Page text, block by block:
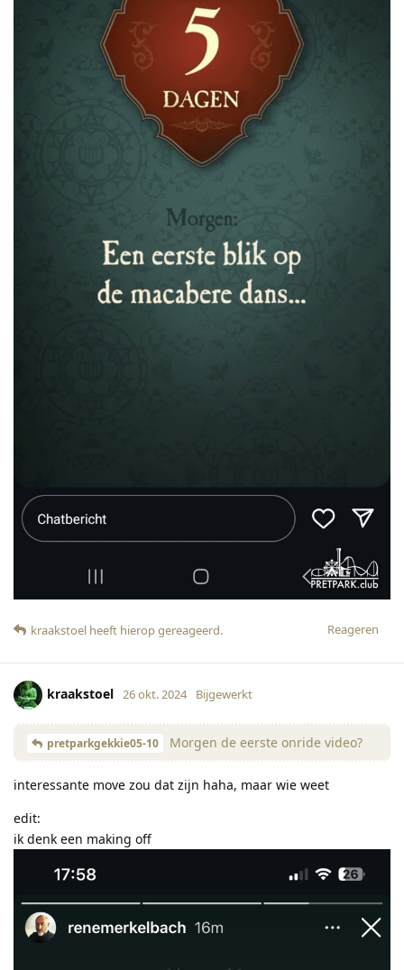
Reageren
kraakstoel heeft hierop gereageerd.
kraakstoel 26 okt. 2024 Bijgewerkt
pretparkgekkie05-10 Morgen de eerste onride video?
interessante move zou dat zijn haha, maar wie weet
edit:
ik denk een making off